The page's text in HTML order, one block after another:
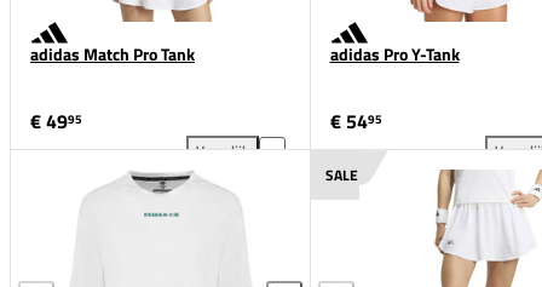
adidas Match Pro Tank
€ 4995
Vergelijk
adidas Match Pro Tank toevoegen aan vergelijking
adidas Pro Y-Tank
€ 5495
SALE